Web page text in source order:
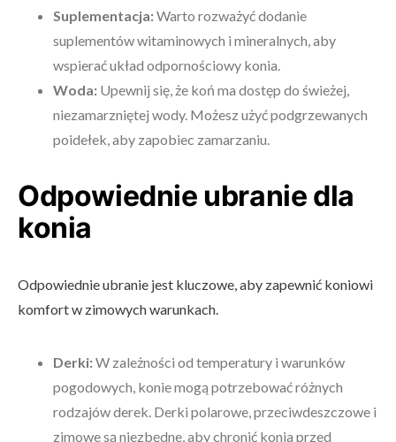
Suplementacja:Warto rozważyć dodanie
suplementów witaminowych i mineralnych, aby
wspierać układ odpornościowy konia.
Woda: Upewnij się, że koń ma dostęp do świeżej,
niezamarzniętej wody. Możesz użyć podgrzewanych
poidełek, aby zapobiec zamarzaniu.
Odpowiednie ubranie dla
konia
Odpowiednie ubranie jest kluczowe, aby zapewnić koniowi
komfort w zimowych warunkach.
Derki:W zależności od temperatury i warunków
pogodowych, konie mogą potrzebować różnych
rodzajów derek. Derki polarowe, przeciwdeszczowe i
zimowe są niezbędne, aby chronić konia przed